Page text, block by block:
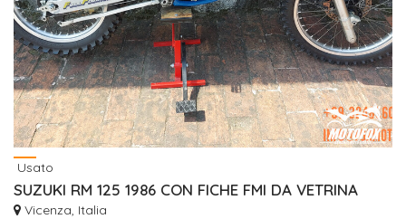
Usato
SUZUKI RM 125 1986 CON FICHE FMI DA VETRINA
Vicenza, Italia